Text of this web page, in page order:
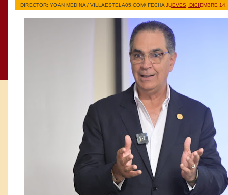
DIRECTOR: YOAN MEDINA / VILLAESTELA05.COM/ FECHA JUEVES, DICIEMBRE